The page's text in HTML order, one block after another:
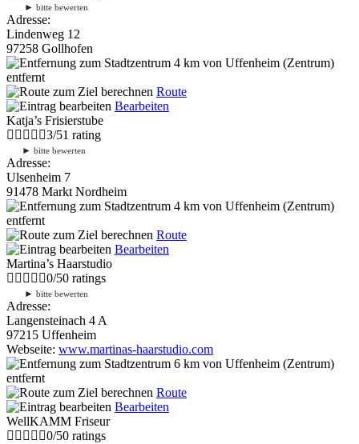
► bitte bewerten
Adresse:
Lindenweg 12
97258 Gollhofen
4 km von Uffenheim (Zentrum)
entfernt
Route
Bearbeiten
Katja’s Frisierstube
3/51 rating
► bitte bewerten
Adresse:
Ulsenheim 7
91478 Markt Nordheim
4 km von Uffenheim (Zentrum)
entfernt
Route
Bearbeiten
Martina’s Haarstudio
0/50 ratings
► bitte bewerten
Adresse:
Langensteinach 4 A
97215 Uffenheim
Webseite: www.martinas-haarstudio.com
6 km von Uffenheim (Zentrum)
entfernt
Route
Bearbeiten
WellKAMM Friseur
0/50 ratings